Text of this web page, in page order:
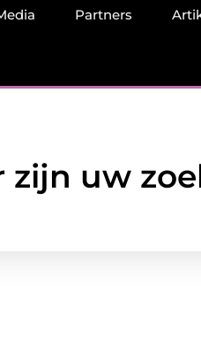
Partners
zijn uw